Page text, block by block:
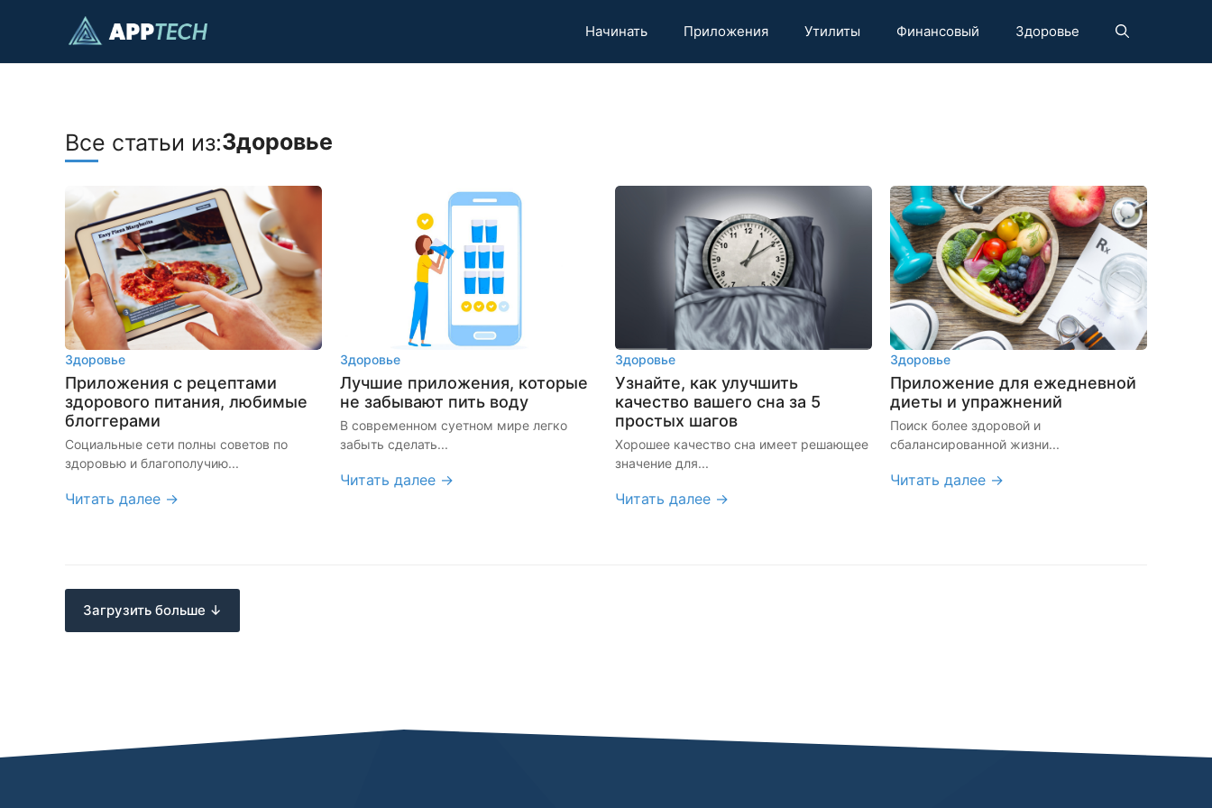
Начинать Приложения Утилиты Финансовый Здоровье
Все статьи из:Здоровье
Здоровье
Приложения с рецептами
здорового питания, любимые
блоггерами
Социальные сети полны советов по
здоровью и благополучию...
Читать далее →
Здоровье
Лучшие приложения, которые
не забывают пить воду
В современном суетном мире легко
забыть сделать...
Читать далее →
Здоровье
Узнайте, как улучшить
качество вашего сна за 5
простых шагов
Хорошее качество сна имеет решающее
значение для...
Читать далее →
Здоровье
Приложение для ежедневной
диеты и упражнений
Поиск более здоровой и
сбалансированной жизни...
Читать далее →
Загрузить больше ↓